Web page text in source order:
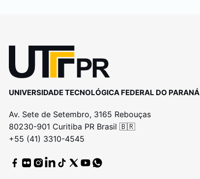
UNIVERSIDADE TECNOLÓGICA FEDERAL DO PARANÁ
Av. Sete de Setembro, 3165 Rebouças
80230-901 Curitiba PR Brasil 🇧🇷
+55 (41) 3310-4545